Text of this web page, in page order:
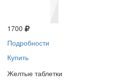
1700
Подробности
Купить
Желтые таблетки